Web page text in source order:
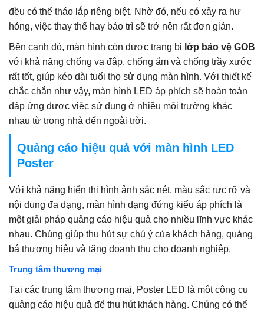
đều có thể tháo lắp riêng biệt. Nhờ đó, nếu có xảy ra hư
hỏng, việc thay thế hay bảo trì sẽ trở nên rất đơn giản.
Bên cạnh đó, màn hình còn được trang bị lớp bảo vệ GOB
với khả năng chống va đập, chống ẩm và chống trầy xước
rất tốt, giúp kéo dài tuổi thọ sử dụng màn hình. Với thiết kế
chắc chắn như vậy, màn hình LED áp phích sẽ hoàn toàn
đáp ứng được việc sử dụng ở nhiều môi trường khác
nhau từ trong nhà đến ngoài trời.
Quảng cáo hiệu quả với màn hình LED
Poster
Với khả năng hiển thị hình ảnh sắc nét, màu sắc rực rỡ và
nội dung đa dạng, màn hình dạng đứng kiểu áp phích là
một giải pháp quảng cáo hiệu quả cho nhiều lĩnh vực khác
nhau. Chúng giúp thu hút sự chú ý của khách hàng, quảng
bá thương hiệu và tăng doanh thu cho doanh nghiệp.
Trung tâm thương mại
Tại các trung tâm thương mại, Poster LED là một công cụ
quảng cáo hiệu quả để thu hút khách hàng. Chúng có thể